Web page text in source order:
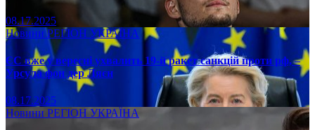
08.17.2025
НовиниРЕГІОН УКРАЇНА
ЄС вже у вересні ухвалить 19-й ракет санкцій проти рф, –
Урсула фон дер Ляєн
08.17.2025
Новини РЕГІОН УКРАЇНА